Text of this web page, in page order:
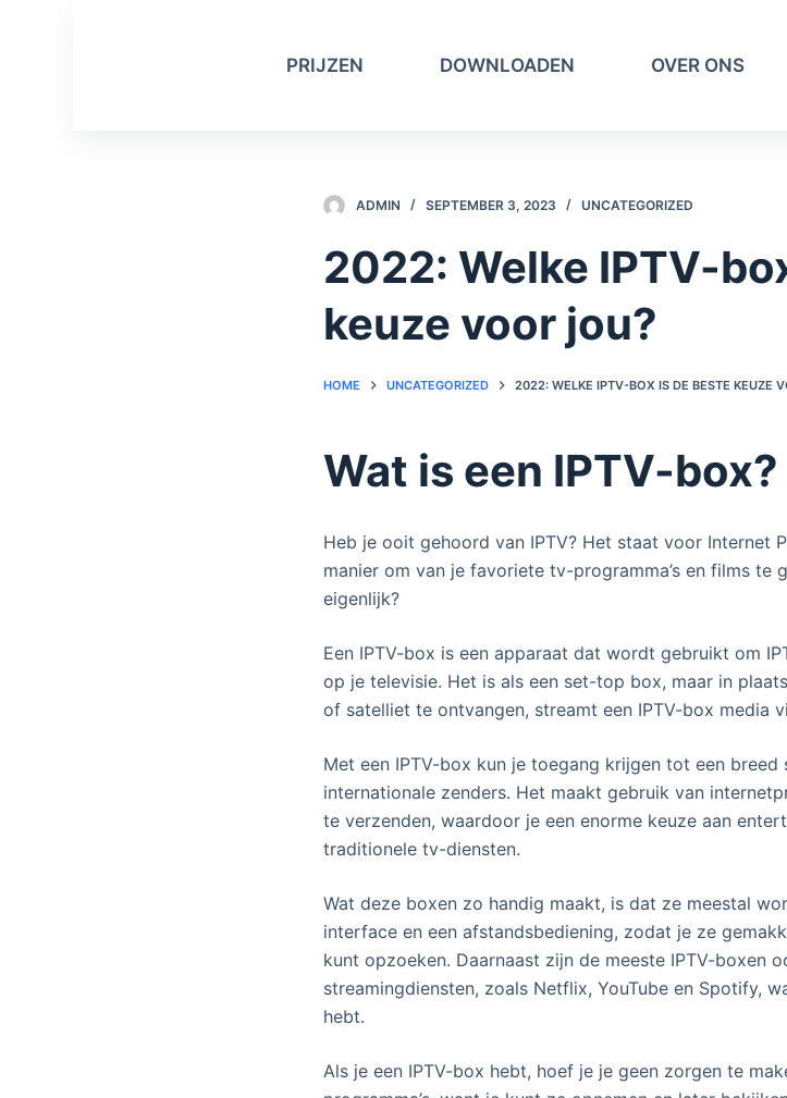
PRIJZEN DOWNLOADEN OVER ONS
ADMIN SEPTEMBER 3, 2023 UNCATEGORIZED
2022: Welke IPTV-
keuze voor jou?
HOME UNCATEGORIZED 2022: WELKE IPTV-BOX IS DE BESTE KEUZE
Wat is een IPTV-box?
Heb je ooit gehoord van IPTV? Het staat voor Internet
manier om van je favoriete tv-programma’s en films te
eigenlijk?
Een IPTV-box is een apparaat dat wordt gebruikt om
op je televisie. Het is als een set-top box, maar in
of satelliet te ontvangen, streamt een IPTV-box media
Met een IPTV-box kun je toegang krijgen tot een
internationale zenders. Het maakt gebruik van
te verzenden, waardoor je een enorme keuze aan
traditionele tv-diensten.
Wat deze boxen zo handig maakt, is dat ze meestal
interface en een afstandsbediening, zodat je ze
kunt opzoeken. Daarnaast zijn de meeste IPTV-boxen
streamingdiensten, zoals Netflix, YouTube en Spotify,
hebt.
Als je een IPTV-box hebt, hoef je je geen zorgen te